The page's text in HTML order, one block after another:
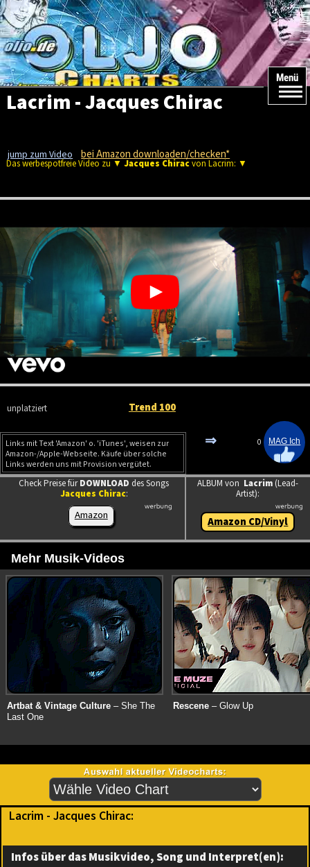
Menü
Lacrim - Jacques Chirac
jump zum Video bei Amazon downloaden/checken*
Das werbespotfreie Video zu ▼ Jacques Chiracvon Lacrim: ▼
unplatziert Trend 100
Links mit Text 'Amazon' o. 'iTunes', weisen zur
Amazon-/Apple-Webseite. Käufe über solche
Links werden uns mit Provision vergütet.
⇒ 0
Check Preise fürDOWNLOAD des Songs
Jacques Chirac:
Amazon
ALBUM von Lacrim (Lead-
Artist):
Amazon CD/Vinyl
Mehr Musik-Videos
Artbat & Vintage Culture – She The
Last One
Rescene – Glow Up
Lacrim - Jacques Chirac:
Infos über das Musikvideo, Song und Interpret(en):